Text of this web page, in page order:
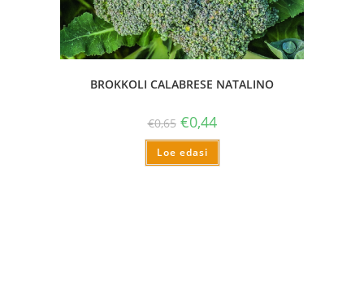
BROKKOLI CALABRESE NATALINO
€0,65 €0,44
Loe edasi